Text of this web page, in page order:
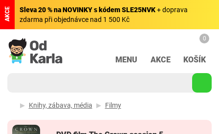
AKCE Sleva 20 % na NOVINKY s kódem SLE25NVK+ doprava
zdarma při objednávce nad 1 500 Kč
MENU AKCE
0
KOŠÍK
Knihy, zábava, média Filmy